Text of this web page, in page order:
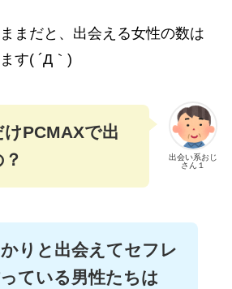
まだと、出会える女性の数は
す( ´Д｀)
出会い系おじ
さん１
PCMAXで出
りと出会えてセフレ
ている男性たちは